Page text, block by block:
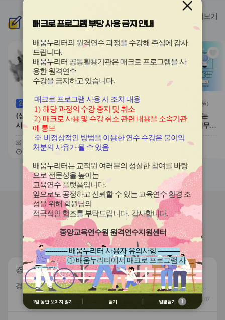
튼
전
튼
음
신규과정
심
이
원격 (상시) ( 61)
{상시}류성완의 한국사능력검정
시험 원격직무연수
신청기간
26.07.21 ~ 26.12.10
교육기간
26.07.21 ~ 26.12.17
관
심
아
이
콘
원격(상시) 55)
{상시}수업·평가·기록을 돕는
NotebookLM 활용법 원격직무연
수
신청기간
26.07.21 ~ 26.12.10
이
버
튼
이
전
이
버
튼
다
음
더보기
연수원소식
연수원규정 연수의 현장 연계성 확대
경기도교육청남부연수원 영상정보처리기기 운영 및 관리
방침[2025.8.5. 일부개정]
경기도교육청남부연수원 영상정보처리기기 운영 및 관리 방침[2025.8.5. 일부개정]
2025.11.07
매크로 프로그램 부당 사용 금지 안내
배움누리터의 원격연수 과정을 수강해 주심에 감사
드립니다.
배움누리터 공동활용기관은 매크로 프로그램을 사
용한원격연수
수강을 금지하고 있습니다.
매크로 프로그램 사용 시 조치 내용
1) 해당 과정의 수강 중지 및 취소
2) 매크로 사용 및 수강 취소 관련 내용을 소속기관
에 통보
※ 비정상적인 방법을 이용한 연수 수강은 불이익
처분의 사유가 될 수 있음
배움누리터는 교직원 여러분의 성실한 참여를 바탕
으로 전문성을 높이는
교육연수 플랫폼입니다.
앞으로도 공정하고 신뢰할 수 있는 교육연수 환경 조
성을 위해 회원님의
적극적인 협조를 부탁드립니다. 감사합니다.
중앙교육연수원 원격연수지원센터
----------- 배움누리터 사용자 유의사항 -----------
① 배움누리터에서 매크로 프로그램 사
용 금지
② 배움누리터 수강용 매크로 프로그램
제작 배포 금지
③ 유무료 매크로 프로그램 사용을 블로
그 등에 홍보 금지
1일 동안 보이지 않기 닫기 일괄닫기 1